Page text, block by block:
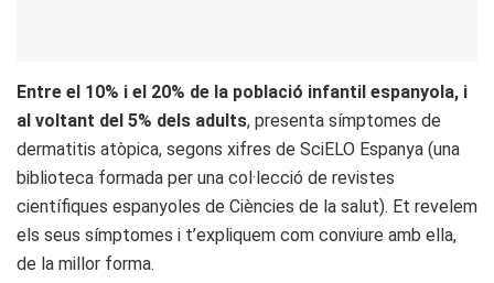
Entre el 10% i el 20% de la població infantil espanyola, i
al voltant del 5% dels adults, presenta símptomes de
dermatitis atòpica, segons xifres de SciELO Espanya (una
biblioteca formada per una col·lecció de revistes
científiques espanyoles de Ciències de la salut). Et revelem
els seus símptomes i t’expliquem com conviure amb ella,
de la millor forma.